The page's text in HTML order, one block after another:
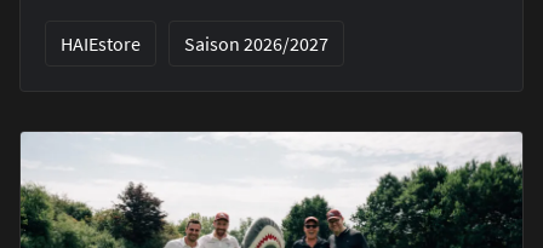
HAIEstore Saison 2026/2027